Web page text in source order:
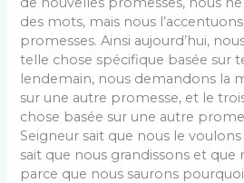
des mots, mais nous
promesses. Ainsi aujourd’hui,
telle chose spécifique basée sur
lendemain, nous demandons la
sur une autre promesse, et le
chose basée sur une autre
Seigneur sait que nous le
sait que nous grandissons et que
parce que nous saurons